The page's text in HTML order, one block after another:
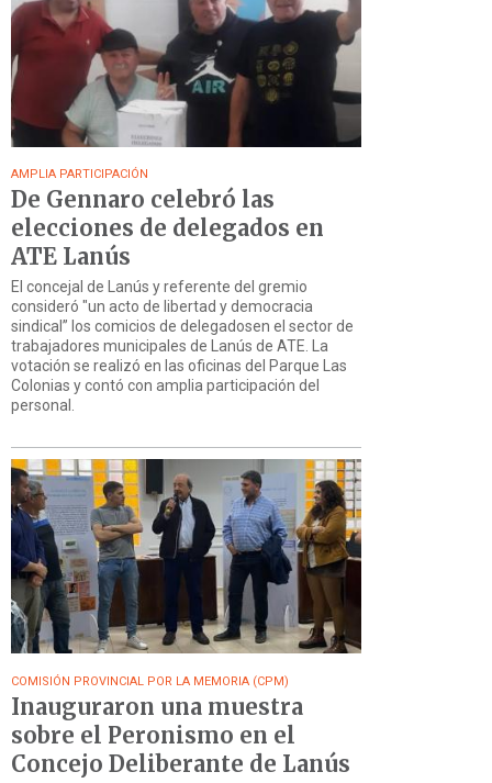
AMPLIA PARTICIPACIÓN
De Gennaro celebró las
elecciones de delegados en
ATE Lanús
El concejal de Lanús y referente del gremio
consideró "un acto de libertad y democracia
sindical” los comicios de delegadosen el sector de
trabajadores municipales de Lanús de ATE. La
votación se realizó en las oficinas del Parque Las
Colonias y contó con amplia participación del
personal.
COMISIÓN PROVINCIAL POR LA MEMORIA (CPM)
Inauguraron una muestra
sobre el Peronismo en el
Concejo Deliberante de Lanús